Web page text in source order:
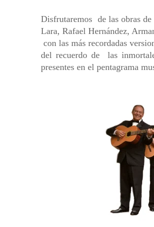
Disfrutaremos de las obras
Lara, Rafael Hernández,
con las más recordadas
del recuerdo de las
presentes en el pentagrama